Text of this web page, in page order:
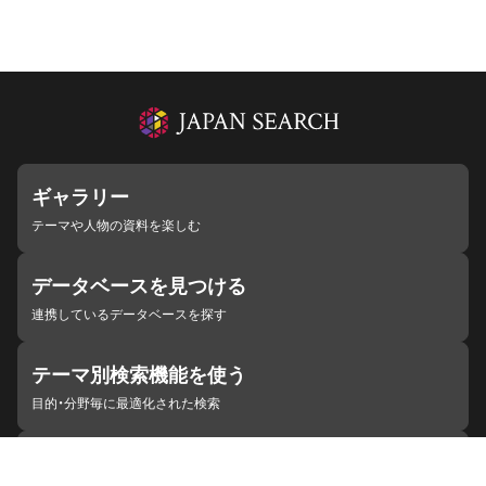
ギャラリー
テーマや人物の資料を楽しむ
データベースを見つける
連携しているデータベースを探す
テーマ別検索機能を使う
目的・分野毎に最適化された検索